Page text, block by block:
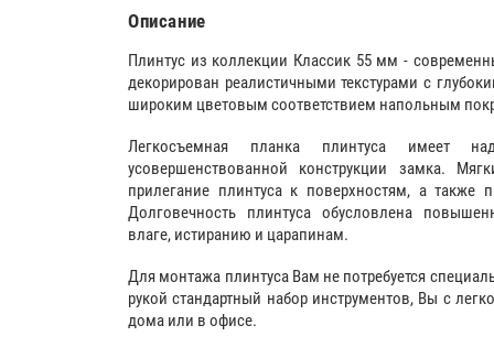
Описание
Плинтус из коллекции Классик 55 мм -
декорирован реалистичными текстурами с
широким цветовым соответствием напольным
Легкосъемная планка плинтуса имеет
усовершенствованной конструкции замка.
прилегание плинтуса к поверхностям, а также
Долговечность плинтуса обусловлена
влаге, истиранию и царапинам.
Для монтажа плинтуса Вам не потребуется
рукой стандартный набор инструментов, Вы с
дома или в офисе.